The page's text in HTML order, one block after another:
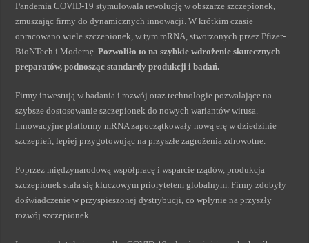
Pandemia COVID-19 stymulowała rewolucję w obszarze szczepionek,
zmuszając firmy do dynamicznych innowacji. W krótkim czasie
opracowano wiele szczepionek, w tym mRNA, stworzonych przez Pfizer-
BioNTech i Modernę.Pozwoliło to na szybkie wdrożenie skutecznych
preparatów, podnosząc standardy produkcji i badań.
Firmy inwestują w badania i rozwój oraz technologie pozwalające na
szybsze dostosowanie szczepionek do nowych wariantów wirusa.
Innowacyjne platformy mRNA zapoczątkowały nową erę w dziedzinie
szczepień, lepiej przygotowując na przyszłe zagrożenia zdrowotne.
Poprzez międzynarodową współpracę i wsparcie rządów, produkcja
szczepionek stała się kluczowym priorytetem globalnym. Firmy zdobyły
doświadczenie w przyspieszonej dystrybucji, co wpłynie na przyszły
rozwój szczepionek.